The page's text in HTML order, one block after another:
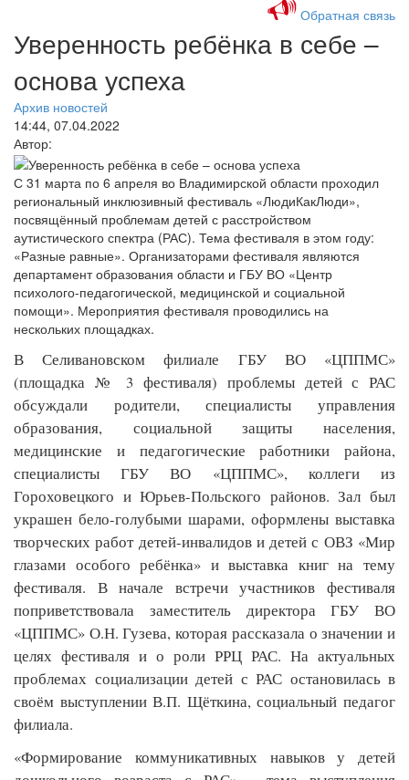
Обратная связь
Уверенность ребёнка в себе –
основа успеха
Архив новостей
14:44, 07.04.2022
Автор:
С 31 марта по 6 апреля во Владимирской области проходил
региональный инклюзивный фестиваль «ЛюдиКакЛюди»,
посвящённый проблемам детей с расстройством
аутистического спектра (РАС). Тема фестиваля в этом году:
«Разные равные». Организаторами фестиваля являются
департамент образования области и ГБУ ВО «Центр
психолого-педагогической, медицинской и социальной
помощи». Мероприятия фестиваля проводились на
нескольких площадках.
В Селивановском филиале ГБУ ВО «ЦППМС»
(площадка № 3 фестиваля) проблемы детей с РАС
обсуждали родители, специалисты управления
образования, социальной защиты населения,
медицинские и педагогические работники района,
специалисты ГБУ ВО «ЦППМС», коллеги из
Гороховецкого и Юрьев-Польского районов. Зал был
украшен бело-голубыми шарами, оформлены выставка
творческих работ детей-инвалидов и детей с ОВЗ «Мир
глазами особого ребёнка» и выставка книг на тему
фестиваля. В начале встречи участников фестиваля
поприветствовала заместитель директора ГБУ ВО
«ЦППМС» О.Н. Гузева, которая рассказала о значении и
целях фестиваля и о роли РРЦ РАС. На актуальных
проблемах социализации детей с РАС остановилась в
своём выступлении В.П. Щёткина, социальный педагог
филиала.
«Формирование коммуникативных навыков у детей